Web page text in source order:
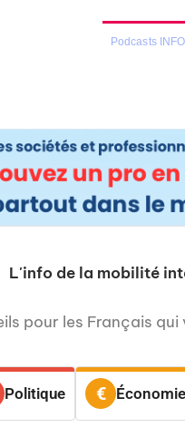
Podcasts
L'info de la mobilité
pour les Français
Politique Économie